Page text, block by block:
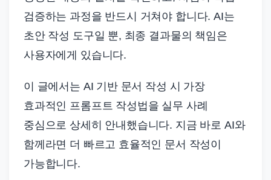
검증하는 과정을 반드시 거쳐야 합니다. AI는
초안 작성 도구일 뿐, 최종 결과물의 책임은
사용자에게 있습니다.
이 글에서는 AI 기반 문서 작성 시 가장
효과적인 프롬프트 작성법을 실무 사례
중심으로 상세히 안내했습니다. 지금 바로 AI와
함께라면 더 빠르고 효율적인 문서 작성이
가능합니다.